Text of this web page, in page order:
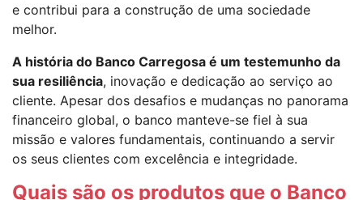
e contribui para a construção de uma sociedade
melhor.
A história do Banco Carregosa é um testemunho da
sua resiliência, inovação e dedicação ao serviço ao
cliente. Apesar dos desafios e mudanças no panorama
financeiro global, o banco manteve-se fiel à sua
missão e valores fundamentais, continuando a servir
os seus clientes com excelência e integridade.
Quais são os produtos que o Banco